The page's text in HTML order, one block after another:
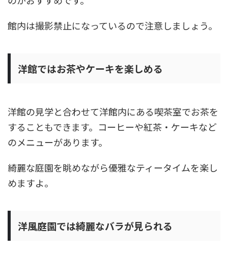
館内は撮影禁止になっているので注意しましょう。
洋館ではお茶やケーキを楽しめる
洋館の見学と合わせて洋館内にある喫茶室でお茶を
することもできます。コーヒーや紅茶・ケーキなど
のメニューがあります。
綺麗な庭園を眺めながら優雅なティータイムを楽し
めますよ。
洋風庭園では綺麗なバラが見られる